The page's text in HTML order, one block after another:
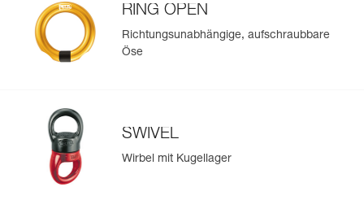
RING OPEN
Richtungsunabhängige, aufschraubbare
Öse
SWIVEL
Wirbel mit Kugellager